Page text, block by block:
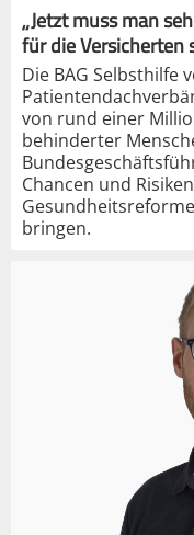
„Jetzt muss man
für die Versicherten
Die BAG
von rund einer
behinderter
Chancen und
bringen.